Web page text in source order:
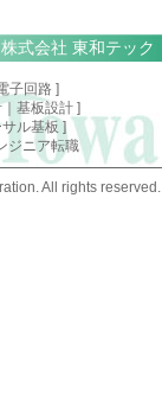
株式会社 東和テック
子回路 ]
｜基板設計 ]
ル基板 ]
ジニア転職
All rights reserved.